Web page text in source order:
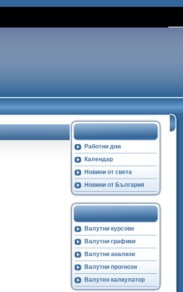
Работни дни
Календар
Новини от света
Новини от България
Валутни курсове
Валутни графики
Валутни анализи
Валутни прогнози
Валутен калкулатор